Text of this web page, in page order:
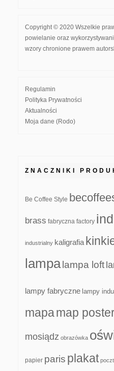
Copyright © 2020 Wszelkie
powielanie oraz
wzory chronione prawem
Regulamin
Polityka Prywatności
Aktualności
Moja dane (Rodo)
ZNACZNIKI
Be Coffee Style
brass fabryczna factory
industrialny kaligrafia
lampa lampa loft
lampy fabryczne lampy
mapamap
mosiądz obrazówka
papier paris plakat